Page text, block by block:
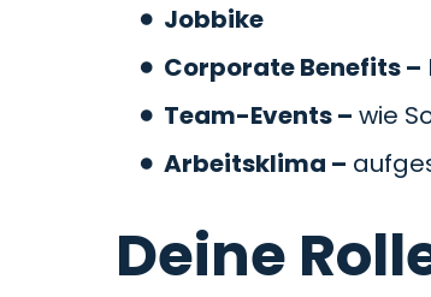
Jobbike
Corporate Benefits –
Team-Events – wie
Arbeitsklima –
Deine